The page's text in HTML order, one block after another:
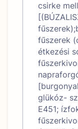
csirke
fűszerek
étkezési
glükóz-
E451;